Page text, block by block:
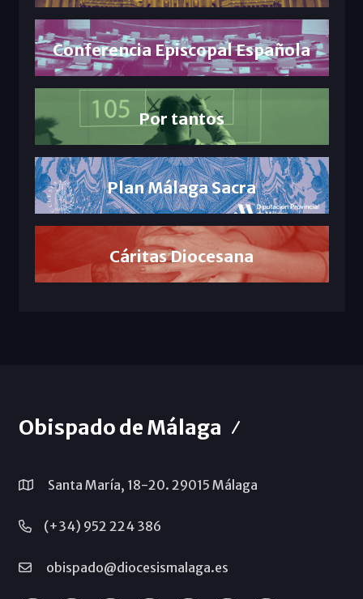
Conferencia Episcopal Española
Por tantos
Plan Málaga Sacra
Cáritas Diocesana
Obispado de Málaga
Santa María, 18-20. 29015 Málaga
(+34) 952 224 386
obispado@diocesismalaga.es